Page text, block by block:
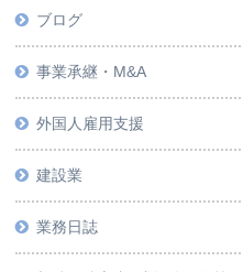
ブログ
事業承継・M&A
外国人雇用支援
建設業
業務日誌